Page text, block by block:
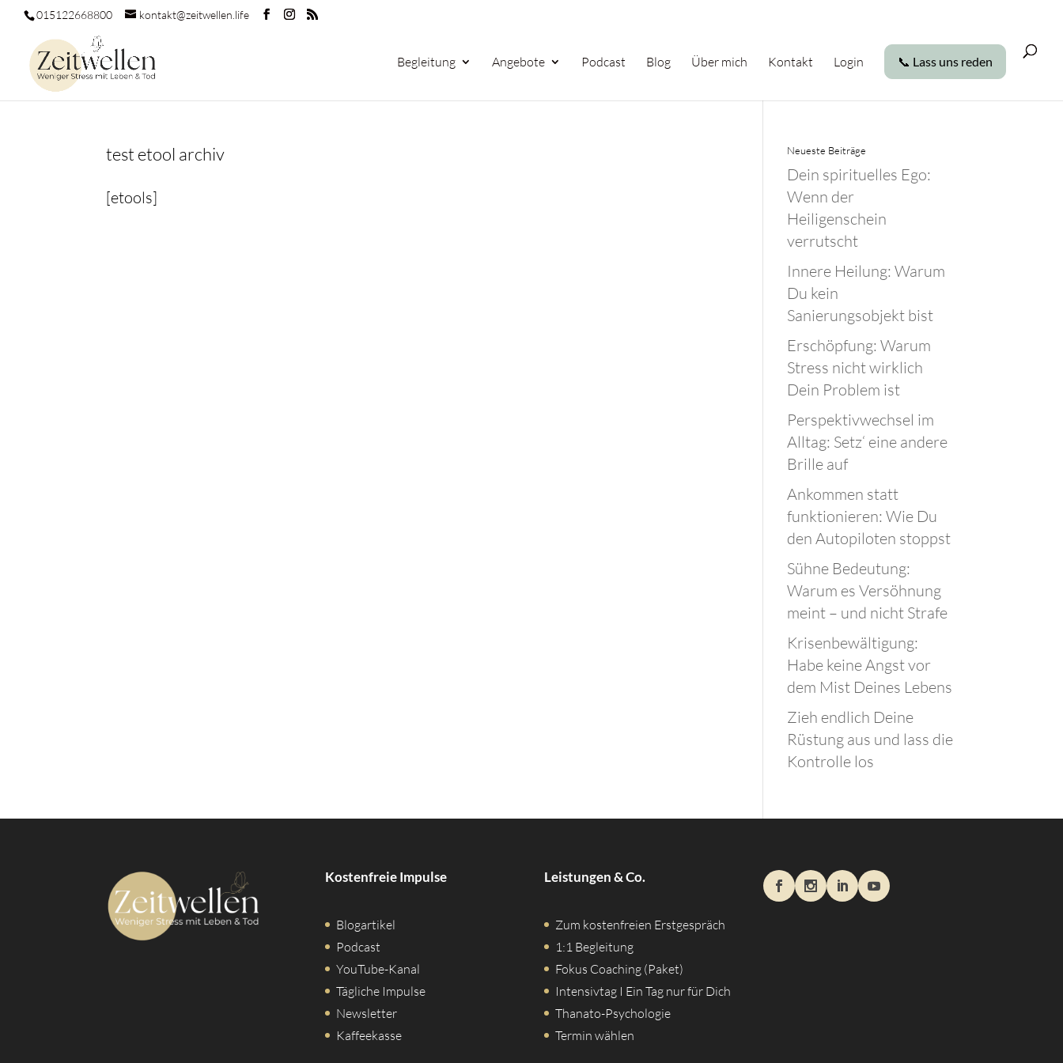
015122668800 kontakt@zeitwellen.life
Begleitung Angebote Podcast Blog Über mich Kontakt Login 📞 Lass uns reden
test etool archiv
[etools]
Neueste Beiträge
Dein spirituelles Ego:
Wenn der
Heiligenschein
verrutscht
Innere Heilung: Warum
Du kein
Sanierungsobjekt bist
Erschöpfung: Warum
Stress nicht wirklich
Dein Problem ist
Perspektivwechsel im
Alltag: Setz‘ eine andere
Brille auf
Ankommen statt
funktionieren: Wie Du
den Autopiloten stoppst
Sühne Bedeutung:
Warum es Versöhnung
meint – und nicht Strafe
Krisenbewältigung:
Habe keine Angst vor
dem Mist Deines Lebens
Zieh endlich Deine
Rüstung aus und lass die
Kontrolle los
Kostenfreie Impulse
Blogartikel
Podcast
YouTube-Kanal
Tägliche Impulse
Newsletter
Kaffeekasse
Leistungen & Co.
Zum kostenfreien Erstgespräch
1:1 Begleitung
Fokus Coaching (Paket)
Intensivtag I Ein Tag nur für Dich
Thanato-Psychologie
Termin wählen